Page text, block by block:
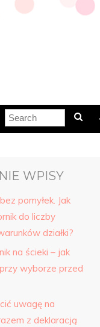
WPISY
pomyłek. Jak
do liczby
działki?
na ścieki – jak
wyborze przed
uwagę na
z deklaracją